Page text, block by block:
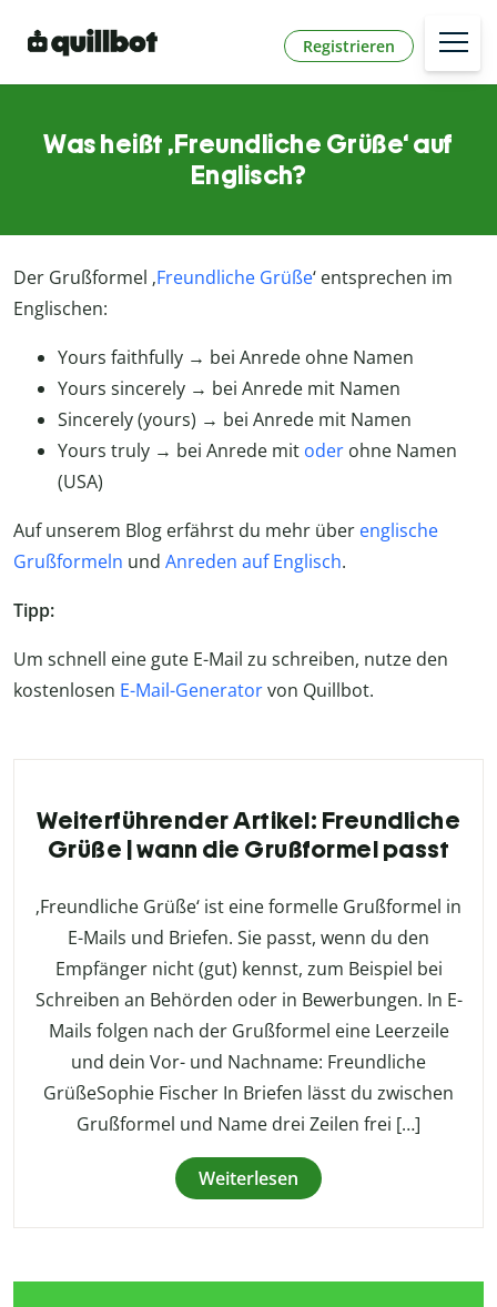
Registrieren
Was heißt ‚Freundliche Grüße‘ auf
Englisch?
Der Grußformel ‚Freundliche Grüße‘ entsprechen im
Englischen:
Yours faithfully → bei Anrede ohne Namen
Yours sincerely → bei Anrede mit Namen
Sincerely (yours) → bei Anrede mit Namen
Yours truly → bei Anrede mit oder ohne Namen
(USA)
Auf unserem Blog erfährst du mehr über englische
Grußformeln und Anreden auf Englisch.
Tipp:
Um schnell eine gute E-Mail zu schreiben, nutze den
kostenlosen E-Mail-Generatorvon Quillbot.
Weiterführender Artikel: Freundliche
Grüße | wann die Grußformel passt
‚Freundliche Grüße‘ ist eine formelle Grußformel in
E-Mails und Briefen. Sie passt, wenn du den
Empfänger nicht (gut) kennst, zum Beispiel bei
Schreiben an Behörden oder in Bewerbungen. In E-
Mails folgen nach der Grußformel eine Leerzeile
und dein Vor- und Nachname: Freundliche
GrüßeSophie Fischer In Briefen lässt du zwischen
Grußformel und Name drei Zeilen frei […]
Weiterlesen